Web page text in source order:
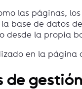
las páginas,
base de datos
desde la propia
en la
de